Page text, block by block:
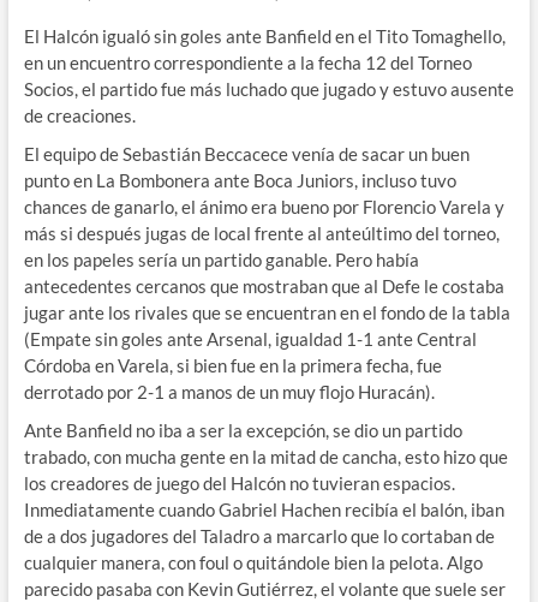
El Halcón igualó sin goles ante Banfield en el Tito Tomaghello,
en un encuentro correspondiente a la fecha 12 del Torneo
Socios, el partido fue más luchado que jugado y estuvo ausente
de creaciones.
El equipo de Sebastián Beccacece venía de sacar un buen
punto en La Bombonera ante Boca Juniors, incluso tuvo
chances de ganarlo, el ánimo era bueno por Florencio Varela y
más si después jugas de local frente al anteúltimo del torneo,
en los papeles sería un partido ganable. Pero había
antecedentes cercanos que mostraban que al Defe le costaba
jugar ante los rivales que se encuentran en el fondo de la tabla
(Empate sin goles ante Arsenal, igualdad 1-1 ante Central
Córdoba en Varela, si bien fue en la primera fecha, fue
derrotado por 2-1 a manos de un muy flojo Huracán).
Ante Banfield no iba a ser la excepción, se dio un partido
trabado, con mucha gente en la mitad de cancha, esto hizo que
los creadores de juego del Halcón no tuvieran espacios.
Inmediatamente cuando Gabriel Hachen recibía el balón, iban
de a dos jugadores del Taladro a marcarlo que lo cortaban de
cualquier manera, con foul o quitándole bien la pelota. Algo
parecido pasaba con Kevin Gutiérrez, el volante que suele ser